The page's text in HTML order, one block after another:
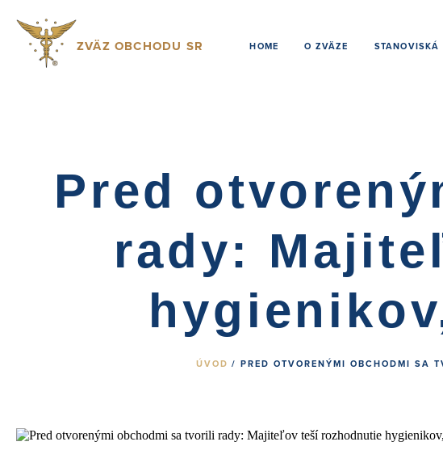
ZVÄZ OBCHODU SR HOME O ZVÄZE STANOVISKÁ
Pred
rady:
ÚVOD / PRED OTVORENÝMI OBCHODMI SA